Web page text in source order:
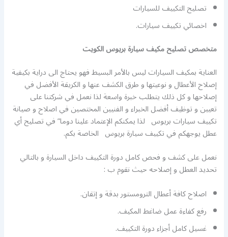
تصليح التكييف للسيارات
اخصائي تكييف سيارات.
متخصص تصليح مكيف سيارة بريوس الكويت
العناية بمكيف السيارات ليس بالأمر البسيط فهو يحتاج الى دراية بكيفية
إصلاح الأعطال و نوعيتها و طرق الكشف عنها و الكريقة الأفضل في
إصلاحها و كل ذلك يتطلب خبرة واسعة لذا نعمل في شركتنا على
تعيين و توظيف أفضل الخبراء و الفنيين المختصين في اصلاح و صيانة
تكييف سيارات بريوس لذا يمكنكم الإعتماد علينا دوما” في تصليح أي
عطل يوجهكم في تكييف سيارة بريوس الخاصة بكم.
نعمل على كشف و فحص كامل دورة التكييف داخل السيارة و بالتالي
تحديد العطل و إصلاحه حيث نقوم ب :
اصلاح كافة أعطال الترومستور بدقة و إتقان.
رفع كفاءة عمل ضاغط المكيف.
غسيل كامل أجزاء دورة التكييف.